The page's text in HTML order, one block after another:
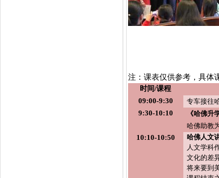
注：课表仅供参考，具体
时间/课程
09:00-9:30
专车接往
9:30-10:10 《 哈佛升
哈佛助教
10:10-10:50
哈佛人文
人文学科
文化的差
将来要到